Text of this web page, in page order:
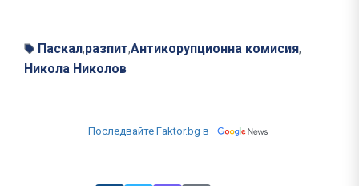
Паскал,разпит,Антикорупционна комисия,
Никола Николов
Последвайте Faktor.bg в